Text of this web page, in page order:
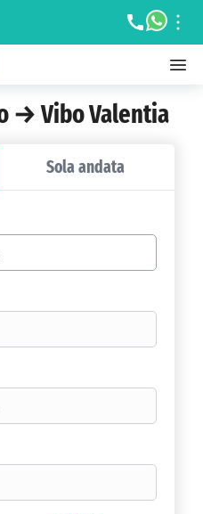
→ Vibo Valentia
Sola andata